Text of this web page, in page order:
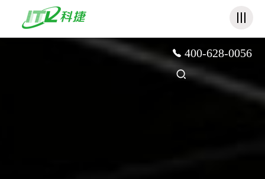
必威betway
400-628-0056